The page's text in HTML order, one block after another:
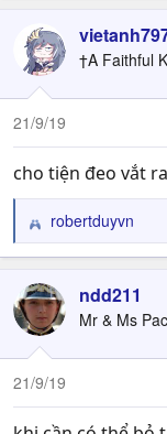
†A Faithful
21/9/19
cho tiện đeo vắt
R
e
c
t
i
o
n
robertduyvn
ndd211
Mr & Ms
21/9/19